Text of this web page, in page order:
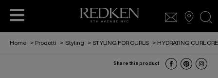
Home > Prodotti > Styling > STYLING FOR CURLS > HYDRATING CURL
Share this product